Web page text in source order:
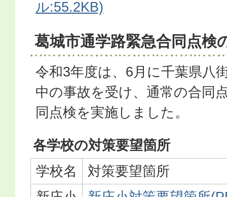
ル:55.2KB)
葛城市通学路緊急合同点検
令和3年度は、6月に千葉県八
中の事故を受け、通常の合同
同点検を実施しました。
各学校の対策要望箇所
学校名
対策要望箇所